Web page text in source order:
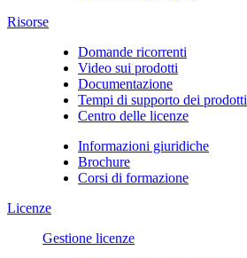
Risorse
Domande ricorrenti
Video sui prodotti
Documentazione
Tempi di supporto dei prodotti
Centro delle licenze
Informazioni giuridiche
Brochure
Corsi di formazione
Licenze
Gestione licenze